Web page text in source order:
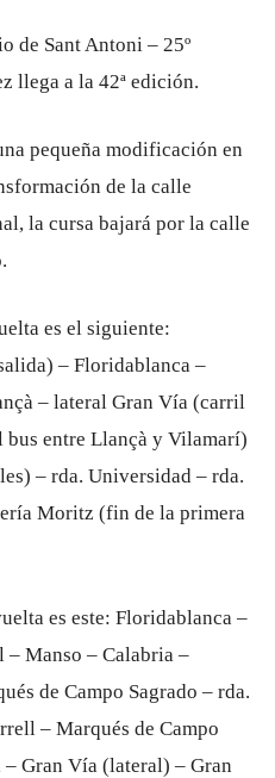
de Sant Antoni – 25º
llega a la 42ª edición.
pequeña modificación en
de la calle
la cursa bajará por la calle
es el siguiente:
– Floridablanca –
– lateral Gran Vía (carril
entre Llançà y Vilamarí)
– rda. Universidad – rda.
Moritz (fin de la primera
es este: Floridablanca –
Manso – Calabria –
de Campo Sagrado – rda.
– Marqués de Campo
– Gran Vía (lateral) – Gran